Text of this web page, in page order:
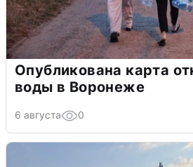
Опубликована карта
воды в Воронеже
6 августа 0